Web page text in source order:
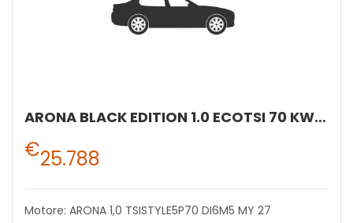
ARONA BLACK EDITION 1.0 ECOTSI 70 KW (95 CV) BENZINA MANUALE 5 MARCE 2WD
€25.788
Motore: ARONA 1,0 TSISTYLE5P70 DI6M5 MY 27